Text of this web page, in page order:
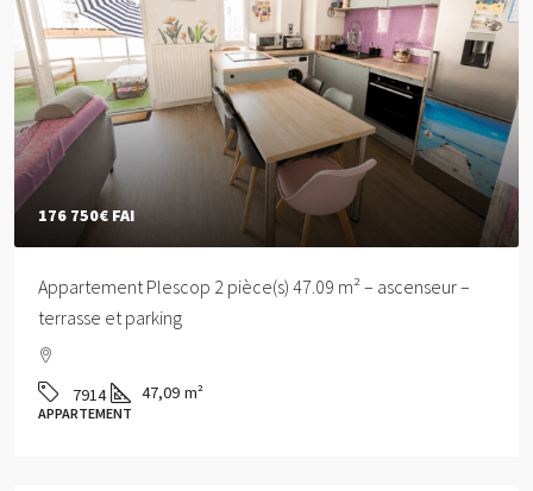
176 750€ FAI
Appartement Plescop 2 pièce(s) 47.09 m² – ascenseur –
terrasse et parking
7914 47,09 m²
APPARTEMENT